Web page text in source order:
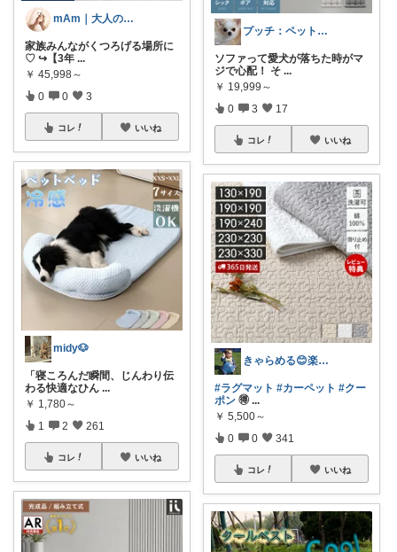
mAm｜大人のご褒美セレクト
家族みんながくつろげる場所に
♡ ↪︎【3年 ...
￥ 45,998～
0 0 3
コレ いいね
midy🐶
「寝ころんだ瞬間、じんわり伝
わる快適なひん ...
￥ 1,780～
1 2 261
コレ いいね
プッチ：ペット×暮らし
ソファって愛犬が落ちた時がマ
ジで心配！ そ ...
￥ 19,999～
0 3 17
コレ いいね
きゃらめる😊楽天ROOM🤩
#ラグマット #カーペット #クー
ポン 🉐 ...
￥ 5,500～
0 0 341
コレ いいね